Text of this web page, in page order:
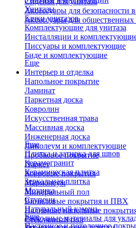
Аксессуары для безопасности
Аксессуары для общественных
Унитазы
Бачки унитазов
Комплектующие для унитаза
Инсталляции и
Писсуары и комплектующие
Биде и комплектующие
Еще
Интерьер и отделка
Напольное покрытие
Ламинат
Паркетная доска
Ковролин
Искусственная трава
Массивная доска
Инженерная доска
Линолеум и комплектующие
Пробковое покрытие
Паркет
Ковровые покрытия
Мармолеум
Минеральный пол
Виниловые покрытия и ПВХ
Наливные напольные
Стеклянный пол
Еще
Плитка и затирка для швов
Керамогранит
Керамическая плитка
Зеркальная плитка
Мозаика
Ступени
Натуральный камень
Расходные материалы для
Еще
Настенное и потолочное